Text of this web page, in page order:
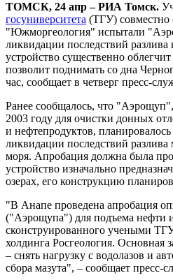
ТОМСК, 24 апр – РИА Томск.
госуниверситета (ТГУ) совместно
"Южморгеология" испытали
ликвидации последствий
устройство существенно
позволит поднимать со дна
час, сообщает в четверг пресс-
Ранее сообщалось, что
2003 году для очистки донных
и нефтепродуктов, планировалось
ликвидации последствий разлива
моря. Апробация должна была
устройство изначально
озерах, его конструкцию
"В Анапе проведена апробация
("Аэрощупа") для подъема нефти
сконструированного учеными
холдинга Росгеология. Основная
– снять нагрузку с водолазов и
сбора мазута", – сообщает пресс-